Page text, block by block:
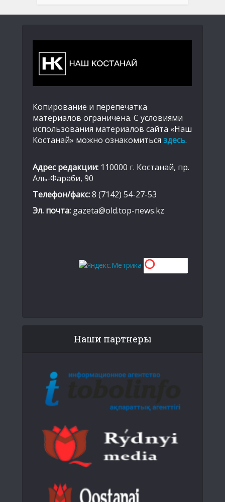
Копирование и перепечатка
материалов ограничена. С условиями
использования материалов сайта «Наш
Костанай» можно ознакомиться здесь.
Адрес редакции: 110000 г. Костанай, пр.
Аль-Фараби, 90
Телефон/факс:8 (7142) 54-27-53
Эл. почта: gazeta@old.top-news.kz
Наши партнеры